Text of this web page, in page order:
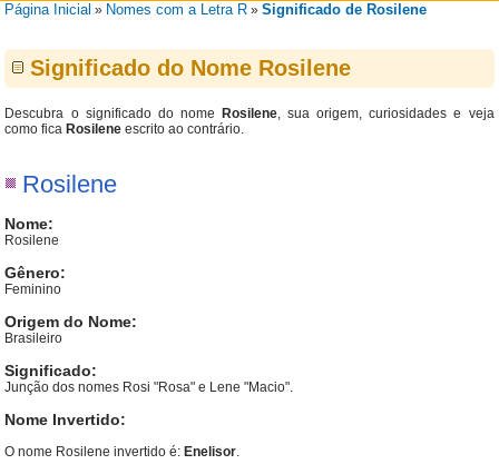
Página Inicial » Nomes com a Letra R »Significado de Rosilene
Significado do Nome Rosilene
Descubra o significado do nome Rosilene, sua origem, curiosidades e veja
como fica Rosilene escrito ao contrário.
Rosilene
Nome:
Rosilene
Gênero:
Feminino
Origem do Nome:
Brasileiro
Significado:
Junção dos nomes Rosi "Rosa" e Lene "Macio".
Nome Invertido:
O nome Rosilene invertido é: Enelisor.